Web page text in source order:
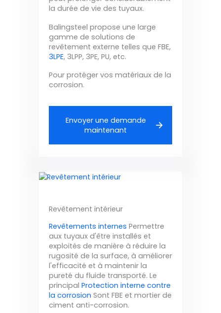
la durée de vie des tuyaux.
Balingsteel propose une large
gamme de solutions de
revêtement externe telles que FBE,
3LPE, 3LPP, 3PE, PU, etc.
Pour protéger vos matériaux de la
corrosion.
Envoyer une demande
maintenant
Revêtement intérieur
Revêtements internes Permettre
aux tuyaux d'être installés et
exploités de manière à réduire la
rugosité de la surface, à améliorer
l'efficacité et à maintenir la
pureté du fluide transporté. Le
principal Protection interne contre
la corrosion Sont FBE et mortier de
ciment anti-corrosion.